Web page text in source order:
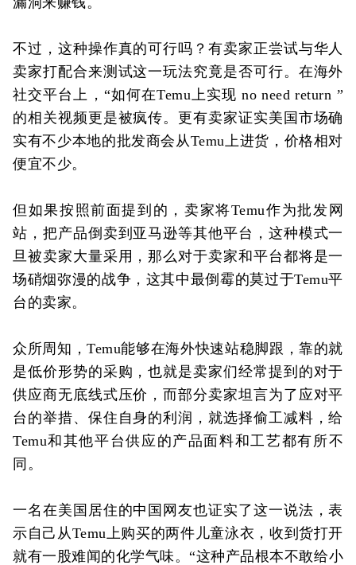
不过，这种操作真的可行吗？有卖家正尝试与华人
卖家打配合来测试这一玩法究竟是否可行。在海外
社交平台上，“如何在Temu上实现 no need return ”
的相关视频更是被疯传。更有卖家证实美国市场确
实有不少本地的批发商会从Temu上进货，价格相对
便宜不少。
但如果按照前面提到的，卖家将Temu作为批发网
站，把产品倒卖到亚马逊等其他平台，这种模式一
旦被卖家大量采用，那么对于卖家和平台都将是一
场硝烟弥漫的战争，这其中最倒霉的莫过于Temu平
台的卖家。
众所周知，Temu能够在海外快速站稳脚跟，靠的就
是低价形势的采购，也就是卖家们经常提到的对于
供应商无底线式压价，而部分卖家坦言为了应对平
台的举措、保住自身的利润，就选择偷工减料，给
Temu和其他平台供应的产品面料和工艺都有所不
同。
一名在美国居住的中国网友也证实了这一说法，表
示自己从Temu上购买的两件儿童泳衣，收到货打开
就有一股难闻的化学气味。“这种产品根本不敢给小